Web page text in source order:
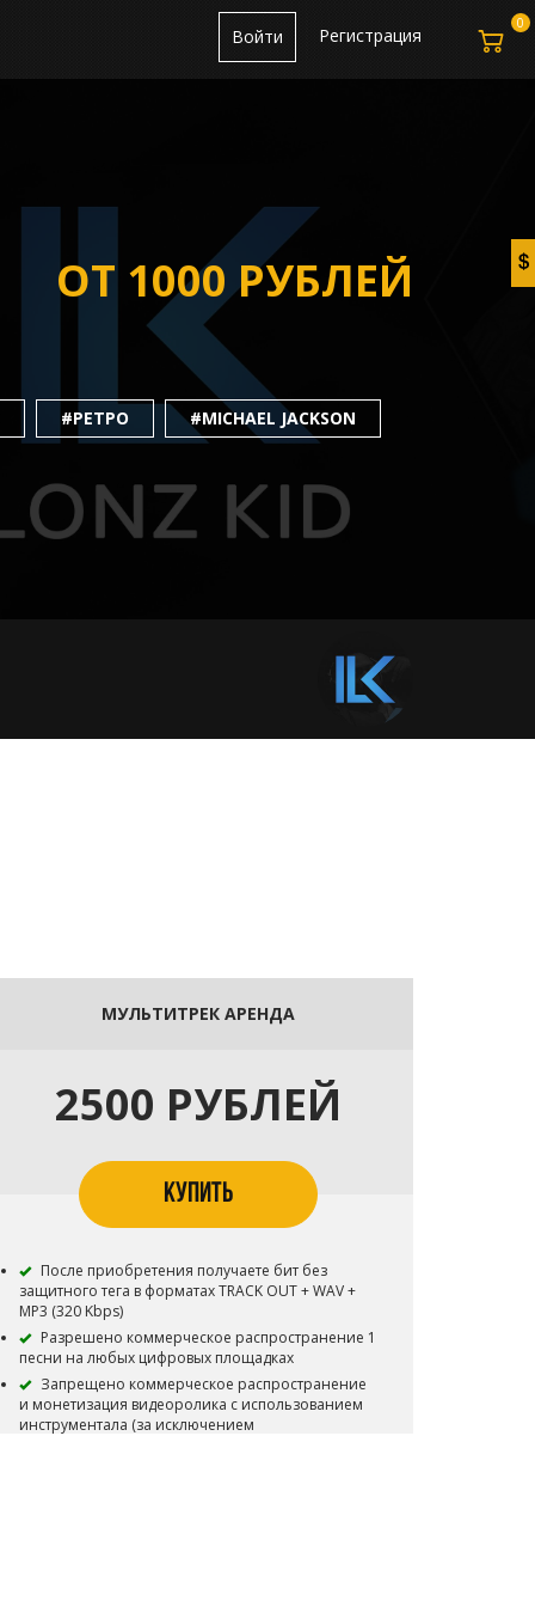
Регистрация
Войти
ОТ 1000 РУБЛЕЙ
#РЕТРО #MICHAEL JACKSON
МУЛЬТИТРЕК АРЕНДА
2500 РУБЛЕЙ
КУПИТЬ
После приобретения получаете бит без
защитного тега в форматах TRACK OUT + WAV +
MP3 (320 Kbps)
Разрешено коммерческое распространение 1
песни на любых цифровых площадках
Запрещено коммерческое распространение
и монетизация видеоролика с использованием
инструментала (за исключением
0